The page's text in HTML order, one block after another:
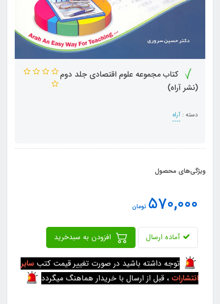
کتاب مجموعه علوم اقتصادی جلد دوم
(نشر آراه)
دسته : آراه
ویژگی‌های محصول
570,000 تومان
آماده ارسال
توجه داشته باشید در صورت تغییر قیمت کتب سایر
انتشارات ، قبل از ارسال با خریدار هماهنگ میگردد